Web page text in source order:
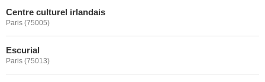
Centre culturel irlandais
Paris (75005)
Escurial
Paris (75013)